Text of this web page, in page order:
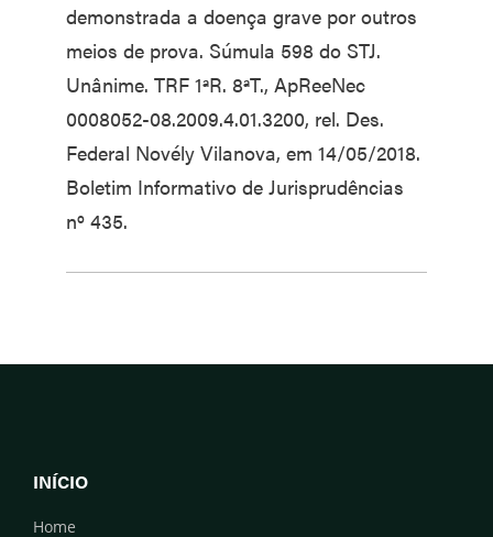
demonstrada a doença grave por outros
meios de prova. Súmula 598 do STJ.
Unânime. TRF 1ªR. 8ªT., ApReeNec
0008052-08.2009.4.01.3200, rel. Des.
Federal Novély Vilanova, em 14/05/2018.
Boletim Informativo de Jurisprudências
nº 435.
INÍCIO
Home